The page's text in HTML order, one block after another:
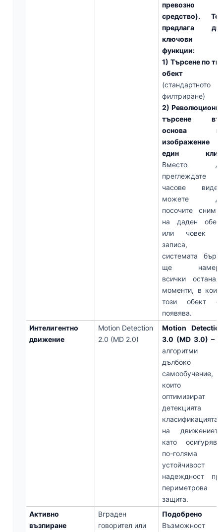
превозно
средство).
предлага
ключови
функции:
1) Търсене по
обект
(стандартното
филтриране)
2)
търсене
основа
изображение
един
Вместо
преглеждате
часове
можете
посочите
на даден
или човек
записа,
системата
ще
всички
моменти, в
този обект
появява.
Интелигентно
движение
Motion Detection
2.0 (MD 2.0)
Motion
3.0 (MD 3.0) –
алгоритми
дълбоко
самообучение,
които
оптимизират
детекцията
класификацията
на
като
по-голяма
устойчивост
надеждност
периметрова
защита.
Активно
възпиране
Вграден
говорител или
Подобрено
Възможност